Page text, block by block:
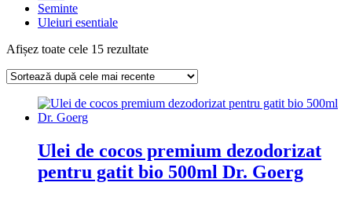
Seminte
Uleiuri esentiale
Afișez toate cele 15 rezultateSortat
cele
recente
Ulei de cocos premium dezodorizat
pentru gatit bio 500ml Dr. Goerg